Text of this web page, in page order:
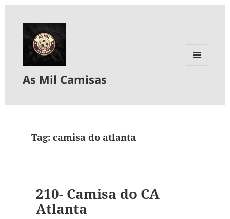
As Mil Camisas
Tag:camisa do atlanta
210- Camisa do CA
Atlanta